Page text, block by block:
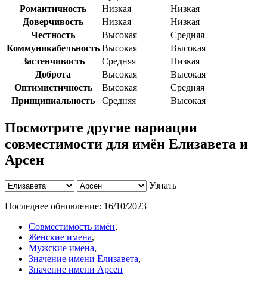
Романтичность
Низкая
Низкая
Доверчивость
Низкая
Низкая
Честность
Высокая
Средняя
Коммуникабельность Высокая
Высокая
Застенчивость
Средняя
Низкая
Доброта
Высокая
Высокая
Оптимистичность
Высокая
Средняя
Принципиальность
Средняя Высокая
Посмотрите другие вариации
совместимости для имён Елизавета и
Арсен
Узнать
Последнее обновление: 16/10/2023
Совместимость имён,
Женские имена,
Мужские имена,
Значение имени Елизавета,
Значение имени Арсен